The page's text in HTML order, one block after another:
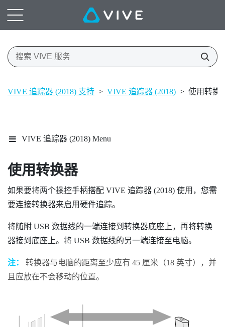
VIVE 追踪器 (2018) 支持 > VIVE 追踪器 (2018) > 使用转换
VIVE 追踪器 (2018) Menu
使用转换器
如果要将两个操控手柄搭配 VIVE 追踪器 (2018) 使用，您需
要连接转换器来启用硬件追踪。
将随附 USB 数据线的一端连接到转换器底座上，再将转换
器接到底座上。将 USB 数据线的另一端连接至电脑。
注：
转换器与电脑的距离至少应有 45 厘米（18 英寸），并
且应放在不会移动的位置。